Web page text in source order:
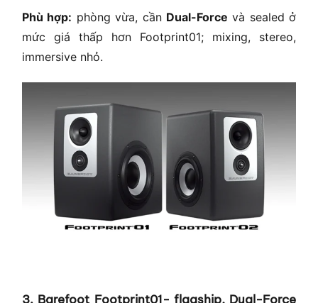
Phù hợp: phòng vừa, cần Dual-Force và sealed ở
mức giá thấp hơn Footprint01; mixing, stereo,
immersive nhỏ.
3. Barefoot Footprint01- flagship, Dual-Force